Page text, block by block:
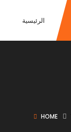
الرئيسية
HOME